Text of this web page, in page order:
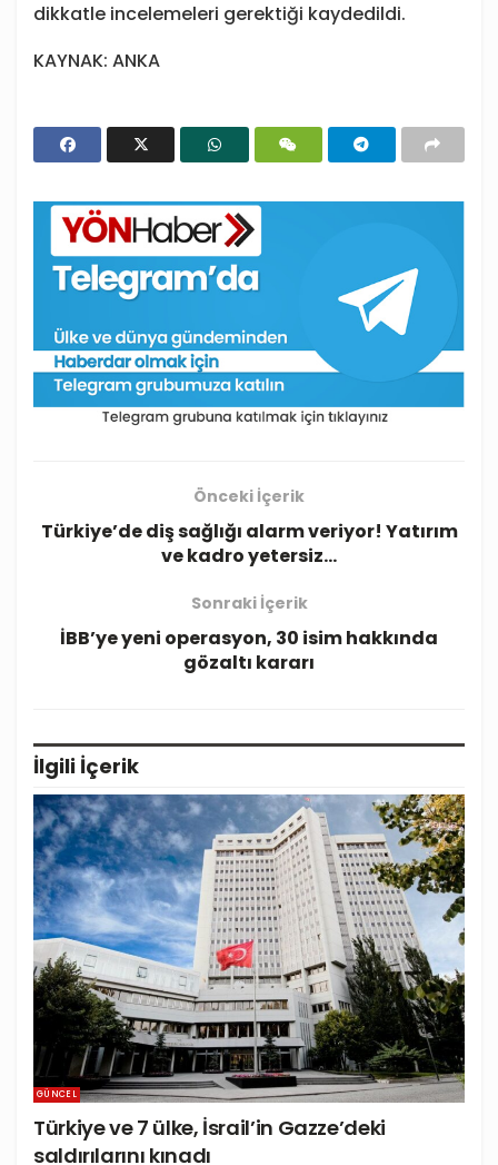
dikkatle incelemeleri gerektiği kaydedildi.
KAYNAK: ANKA
Önceki İçerik
Türkiye’de diş sağlığı alarm veriyor! Yatırım
ve kadro yetersiz…
Sonraki İçerik
İBB’ye yeni operasyon, 30 isim hakkında
gözaltı kararı
İlgili İçerik
GÜNCEL
Türkiye ve 7 ülke, İsrail’in Gazze’deki
saldırılarını kınadı